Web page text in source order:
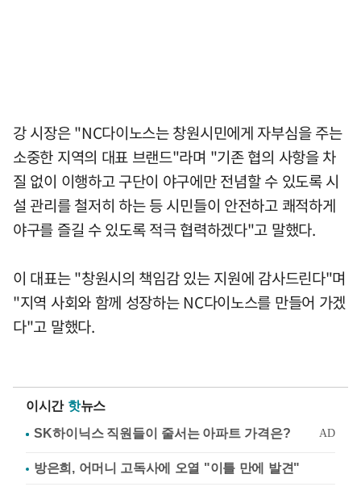
강 시장은 "NC다이노스는 창원시민에게 자부심을 주는
소중한 지역의 대표 브랜드"라며 "기존 협의 사항을 차
질 없이 이행하고 구단이 야구에만 전념할 수 있도록 시
설 관리를 철저히 하는 등 시민들이 안전하고 쾌적하게
야구를 즐길 수 있도록 적극 협력하겠다"고 말했다.
이 대표는 "창원시의 책임감 있는 지원에 감사드린다"며
"지역 사회와 함께 성장하는 NC다이노스를 만들어 가겠
다"고 말했다.
이시간 핫뉴스
방은희, 어머니 고독사에 오열 "이틀 만에 발견"